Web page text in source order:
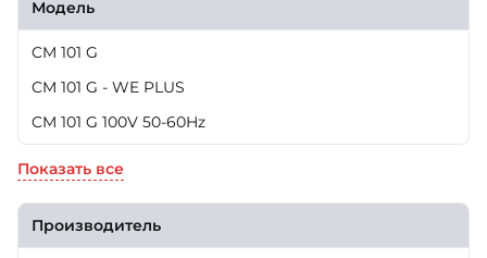
Модель
CM 101 G
CM 101 G - WE PLUS
CM 101 G 100V 50-60Hz
Показать все
Производитель